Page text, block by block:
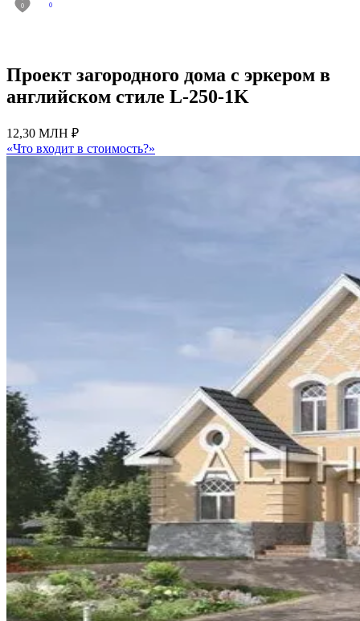
0 0
Проект загородного дома с эркером в
английском стиле L-250-1K
12,30 МЛН ₽
«Что входит в стоимость?»